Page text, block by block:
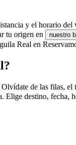
y el horario
tu origen en
nuestro
Real en
de las filas,
destino, fecha,